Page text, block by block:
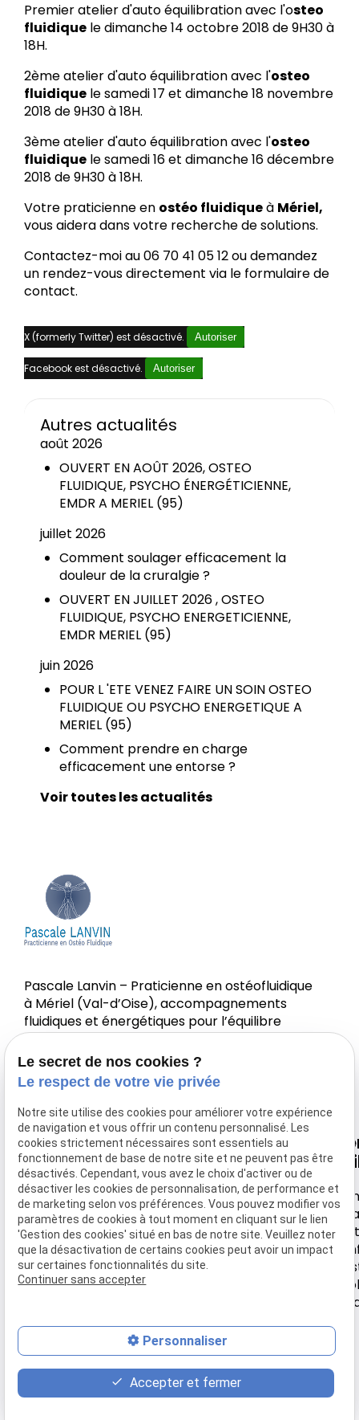
Premier atelier d'auto équilibration avec l'osteo
fluidiquele dimanche 14 octobre 2018 de 9H30 à
18H.
2ème atelier d'auto équilibration avec l'osteo
fluidiquele samedi 17 et dimanche 18 novembre
2018 de 9H30 à 18H.
3ème atelier d'auto équilibration avec l'osteo
fluidiquele samedi 16 et dimanche 16 décembre
2018 de 9H30 à 18H.
Votre praticienne en ostéo fluidiqueà Mériel,
vous aidera dans votre recherche de solutions.
Contactez-moi au 06 70 41 05 12 ou demandez
un rendez-vous directement via le formulaire de
contact.
X (formerly Twitter) est désactivé. Autoriser
Facebook est désactivé. Autoriser
Autres actualités
août 2026
OUVERT EN AOÛT 2026, OSTEO
FLUIDIQUE, PSYCHO ÉNERGÉTICIENNE,
EMDR A MERIEL (95)
juillet 2026
Comment soulager efficacement la
douleur de la cruralgie ?
OUVERT EN JUILLET 2026 , OSTEO
FLUIDIQUE, PSYCHO ENERGETICIENNE,
EMDR MERIEL (95)
juin 2026
POUR L 'ETE VENEZ FAIRE UN SOIN OSTEO
FLUIDIQUE OU PSYCHO ENERGETIQUE A
MERIEL (95)
Comment prendre en charge
efficacement une entorse ?
Voir toutes les actualités
Pascale Lanvin – Praticienne en ostéofluidique
à Mériel (Val-d’Oise), accompagnements
fluidiques et énergétiques pour l’équilibre
corps-esprit.
Nous
retrouver
44 rue de
Montebello
95630 MERIEL
Horaire
Lundi-
Samedi
9h30 -
18h
Navigation
Accueil
Votre Ostéo
Tarifs
Actualité
place
Plan d'accès
contact_page
Contact
phone
01 86 65 78 17
Le secret de nos cookies ?
Le respect de votre vie privée
Notre site utilise des cookies pour améliorer votre expérience
de navigation et vous offrir un contenu personnalisé. Les
cookies strictement nécessaires sont essentiels au
fonctionnement de base de notre site et ne peuvent pas être
désactivés. Cependant, vous avez le choix d'activer ou de
désactiver les cookies de personnalisation, de performance et
de marketing selon vos préférences. Vous pouvez modifier vos
paramètres de cookies à tout moment en cliquant sur le lien
'Gestion des cookies' situé en bas de notre site. Veuillez noter
que la désactivation de certains cookies peut avoir un impact
sur certaines fonctionnalités du site.
Continuer sans accepter
Personnaliser
Accepter et fermer